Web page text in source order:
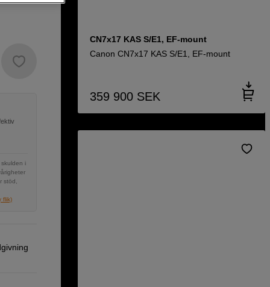
i
stöd,
flik)
CN7x17 KAS S/E1, EF-mount
Canon CN7x17 KAS S/E1, EF-mount
359 900 SEK